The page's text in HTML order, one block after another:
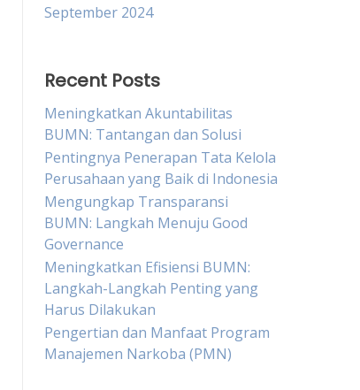
September 2024
Recent Posts
Meningkatkan Akuntabilitas
BUMN: Tantangan dan Solusi
Pentingnya Penerapan Tata Kelola
Perusahaan yang Baik di Indonesia
Mengungkap Transparansi
BUMN: Langkah Menuju Good
Governance
Meningkatkan Efisiensi BUMN:
Langkah-Langkah Penting yang
Harus Dilakukan
Pengertian dan Manfaat Program
Manajemen Narkoba (PMN)